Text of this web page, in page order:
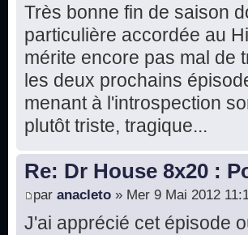
Très bonne fin de saison
particulière accordée au
mérite encore pas mal de
les deux prochains
menant à l'introspection
plutôt triste, tragique...
Re: Dr House 8x20 :
par anacleto » Mer 9 Mai 2012
J'ai apprécié cet épisode